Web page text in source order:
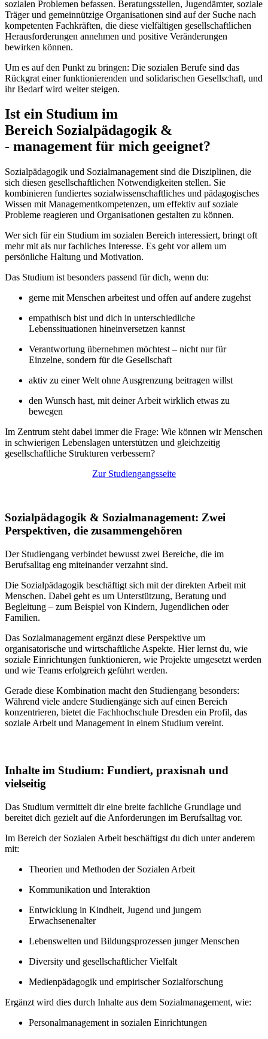
sozialen Problemen befassen. Beratungsstellen, Jugendämter, soziale
Träger und gemeinnützige Organisationen sind auf der Suche nach
kompetenten Fachkräften, die diese vielfältigen gesellschaftlichen
Herausforderungen annehmen und positive Veränderungen
bewirken können.
Um es auf den Punkt zu bringen: Die sozialen Berufe sind das
Rückgrat einer funktionierenden und solidarischen Gesellschaft, und
ihr Bedarf wird weiter steigen.
Ist ein Studium im
Bereich Sozialpädagogik &
- management für mich geeignet?
Sozialpädagogik und Sozialmanagement sind die Disziplinen, die
sich diesen gesellschaftlichen Notwendigkeiten stellen. Sie
kombinieren fundiertes sozialwissenschaftliches und pädagogisches
Wissen mit Managementkompetenzen, um effektiv auf soziale
Probleme reagieren und Organisationen gestalten zu können.
Wer sich für ein Studium im sozialen Bereich interessiert, bringt oft
mehr mit als nur fachliches Interesse. Es geht vor allem um
persönliche Haltung und Motivation.
Das Studium ist besonders passend für dich, wenn du:
gerne mit Menschen arbeitest und offen auf andere zugehst
empathisch bist und dich in unterschiedliche
Lebenssituationen hineinversetzen kannst
Verantwortung übernehmen möchtest – nicht nur für
Einzelne, sondern für die Gesellschaft
aktiv zu einer Welt ohne Ausgrenzung beitragen willst
den Wunsch hast, mit deiner Arbeit wirklich etwas zu
bewegen
Im Zentrum steht dabei immer die Frage: Wie können wir Menschen
in schwierigen Lebenslagen unterstützen und gleichzeitig
gesellschaftliche Strukturen verbessern?
Zur Studiengangsseite
Sozialpädagogik & Sozialmanagement: Zwei
Perspektiven, die zusammengehören
Der Studiengang verbindet bewusst zwei Bereiche, die im
Berufsalltag eng miteinander verzahnt sind.
Die Sozialpädagogik beschäftigt sich mit der direkten Arbeit mit
Menschen. Dabei geht es um Unterstützung, Beratung und
Begleitung – zum Beispiel von Kindern, Jugendlichen oder
Familien.
Das Sozialmanagement ergänzt diese Perspektive um
organisatorische und wirtschaftliche Aspekte. Hier lernst du, wie
soziale Einrichtungen funktionieren, wie Projekte umgesetzt werden
und wie Teams erfolgreich geführt werden.
Gerade diese Kombination macht den Studiengang besonders:
Während viele andere Studiengänge sich auf einen Bereich
konzentrieren, bietet die Fachhochschule Dresden ein Profil, das
soziale Arbeit und Management in einem Studium vereint.
Inhalte im Studium: Fundiert, praxisnah und
vielseitig
Das Studium vermittelt dir eine breite fachliche Grundlage und
bereitet dich gezielt auf die Anforderungen im Berufsalltag vor.
Im Bereich der Sozialen Arbeit beschäftigst du dich unter anderem
mit:
Theorien und Methoden der Sozialen Arbeit
Kommunikation und Interaktion
Entwicklung in Kindheit, Jugend und jungem
Erwachsenenalter
Lebenswelten und Bildungsprozessen junger Menschen
Diversity und gesellschaftlicher Vielfalt
Medienpädagogik und empirischer Sozialforschung
Ergänzt wird dies durch Inhalte aus dem Sozialmanagement, wie:
Personalmanagement in sozialen Einrichtungen